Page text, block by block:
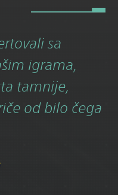
sa
igrama,
tamnije,
od bilo čega